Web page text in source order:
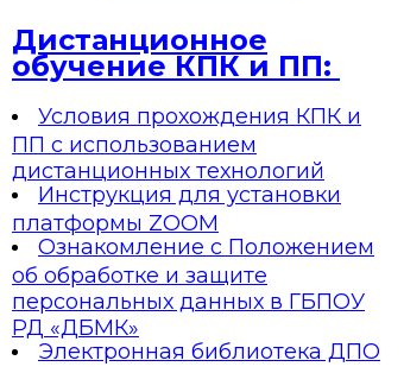
Дистанционное
обучение КПК и ПП:
Условия прохождения КПК и
ПП с использованием
дистанционных технологий
Инструкция для установки
платформы ZOOM
Ознакомление с Положением
об обработке и защите
персональных данных в ГБПОУ
РД «ДБМК»
Электронная библиотека ДПО